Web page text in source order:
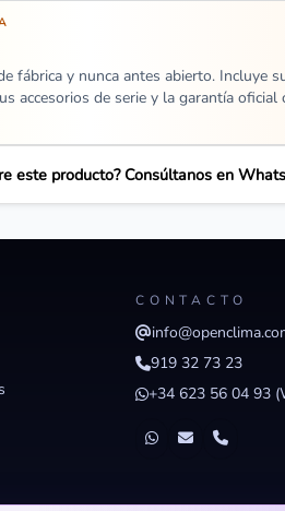
fábrica y nunca antes abierto. Incluye
accesorios de serie y la garantía oficial
este producto? Consúltanos en
CONTACTO
919 32 73 23
+34 623 56 04 93